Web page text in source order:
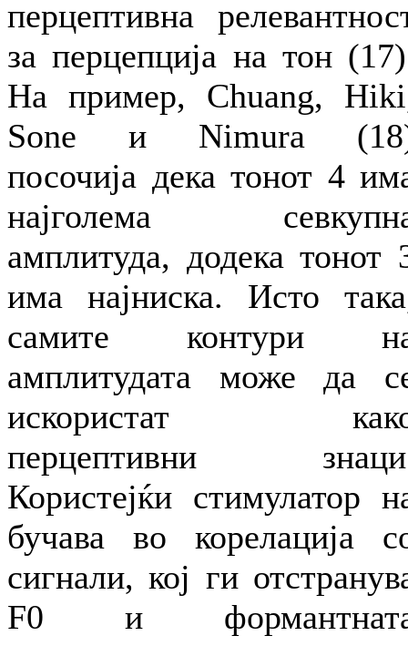
перцептивна
за перцепција на тон
На пример, Chuang,
Sone и Nimura
посочија дека тонот 4
најголема
амплитуда, додека тонот
има најниска. Исто
самите контури
амплитудата може да
искористат
перцептивни
Користејќи стимулатор
бучава во корелација
сигнали, кој ги
F0 и